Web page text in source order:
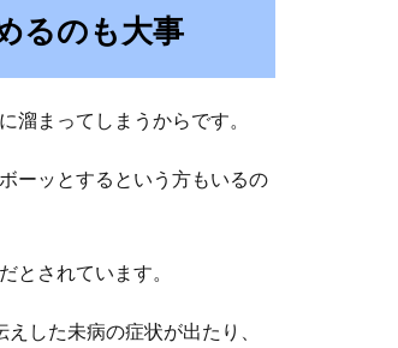
るのも大事
溜まってしまうからです。
ーッとするという方もいるの
とされています。
した未病の症状が出たり、